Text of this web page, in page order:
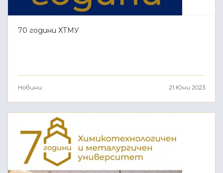
70 години ХТМУ
Новини 21 Юни 2023